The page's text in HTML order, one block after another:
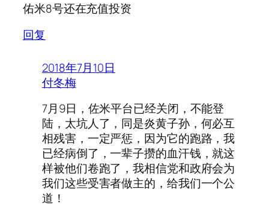
佑米8号还在充值投资
回复
2018年7月10日
付冬梅
7月9日，佐米平台已经关闭，不能登
陆，太坑人了，同是炎黄子孙，何必互
相残害，一定严惩，因为它的跑路，我
已经病倒了，一辈子攒的血汗钱，就这
样被他们卷跑了，我相信党和政府会为
我们这些受害者做主的，给我们一个公
道！